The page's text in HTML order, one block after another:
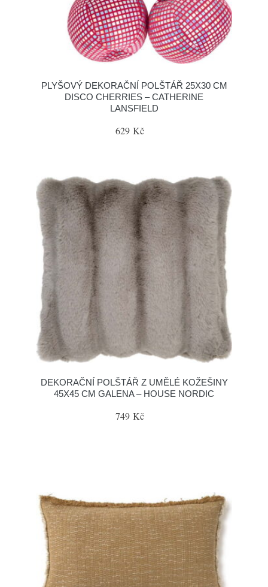
PLYŠOVÝ DEKORAČNÍ POLŠTÁŘ 25X30 CM
DISCO CHERRIES – CATHERINE
LANSFIELD
629 Kč
DEKORAČNÍ POLŠTÁŘ Z UMĚLÉ KOŽEŠINY
45X45 CM GALENA – HOUSE NORDIC
749 Kč